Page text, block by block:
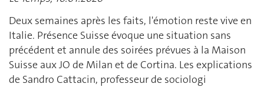
Deux semaines après les faits, l'émotion reste vive en
Italie. Présence Suisse évoque une situation sans
précédent et annule des soirées prévues à la Maison
Suisse aux JO de Milan et de Cortina. Les explications
de Sandro Cattacin, professeur de sociologi